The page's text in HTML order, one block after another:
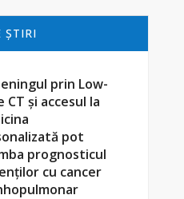
ŞTIRI
prin Low-
CT și accesul la
pot
prognosticul
cu cancer